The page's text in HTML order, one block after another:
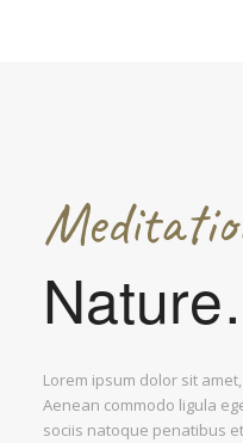
Lorem ipsum dolor sit
Aenean commodo ligula
sociis natoque penatibus